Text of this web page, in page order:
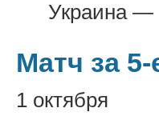
Украина —
Матч за
1 октября